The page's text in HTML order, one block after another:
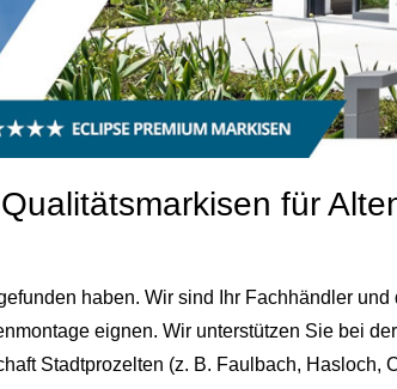
für
haben. Wir sind Ihr Fachhändler
eignen. Wir unterstützen Sie bei
Stadtprozelten (z. B. Faulbach, Hasloch,